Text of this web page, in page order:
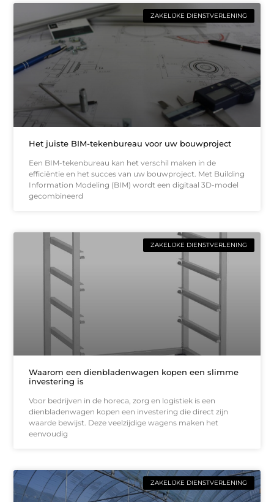
ZAKELIJKE DIENSTVERLENING
Het juiste BIM-tekenbureau voor uw bouwproject
Een BIM-tekenbureau kan het verschil maken in de
efficiëntie en het succes van uw bouwproject. Met Building
Information Modeling (BIM) wordt een digitaal 3D-model
gecombineerd
ZAKELIJKE DIENSTVERLENING
Waarom een dienbladenwagen kopen een slimme
investering is
Voor bedrijven in de horeca, zorg en logistiek is een
dienbladenwagen kopen een investering die direct zijn
waarde bewijst. Deze veelzijdige wagens maken het
eenvoudig
ZAKELIJKE DIENSTVERLENING